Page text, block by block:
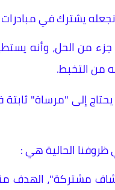
نجعله يشترك في
جزء من الحل، وأنه
من التخبط.
يحتاج إلى "مرساة"
ظروفنا الحالية هي :
مشتركة"، الهدف